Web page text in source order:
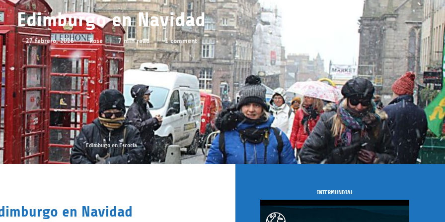
Edimbugo en Escocia
Edimburgo en Navidad
27 febrero, 2026 Rose 7 min read 1 comment
en Navidad
INTERMUNDIAL